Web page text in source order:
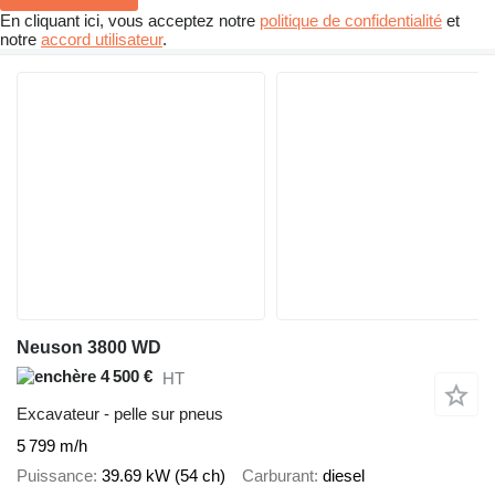
En cliquant ici, vous acceptez notre politique de confidentialité et
notre accord utilisateur.
Neuson 3800 WD
4 500 € HT
Excavateur - pelle sur pneus
5 799 m/h
Puissance 39.69 kW (54 ch) Carburant diesel